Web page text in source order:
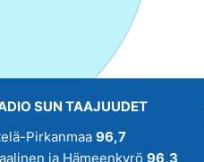
SUN TAAJUUDET
Pirkanmaa 96,7
ja Hämeenkyrö 96,3